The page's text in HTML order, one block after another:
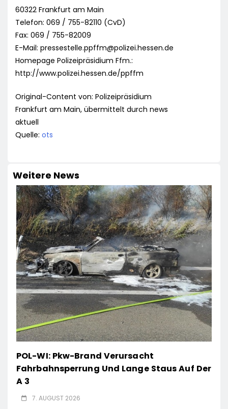
60322 Frankfurt am Main
Telefon: 069 / 755-82110 (CvD)
Fax: 069 / 755-82009
E-Mail: pressestelle.ppffm@polizei.hessen.de
Homepage Polizeipräsidium Ffm.:
http://www.polizei.hessen.de/ppffm
Original-Content von: Polizeipräsidium
Frankfurt am Main, übermittelt durch news
aktuell
Quelle: ots
Weitere News
POL-WI: Pkw-Brand Verursacht
Fahrbahnsperrung Und Lange Staus Auf Der
A 3
7. AUGUST 2026